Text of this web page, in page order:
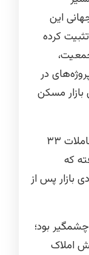
این
کرده
در
بازار مسکن
در مقایسه با سه‌ماهه قبل، ارزش معاملات ۳۳
یافته که
بازار پس از
بود؛
در بخش املاک